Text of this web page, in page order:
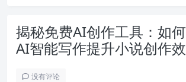
揭秘免费AI创作工具：如
AI智能写作提升小说创作
没有评论